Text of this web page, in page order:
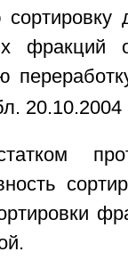
сортировку
фракций
20.10.2004